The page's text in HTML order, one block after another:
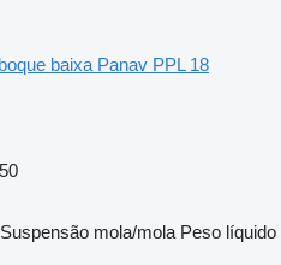
baixa Panav PPL 18
Suspensão mola/mola Peso líquido